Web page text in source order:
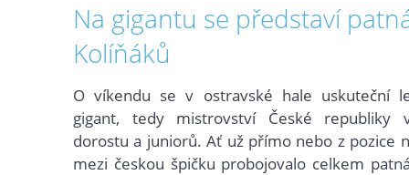
Na gigantu se představí
Kolíňáků
O víkendu se v ostravské hale uskuteční
gigant, tedy mistrovství České republiky
dorostu a juniorů. Ať už přímo nebo z pozice
mezi českou špičku probojovalo celkem